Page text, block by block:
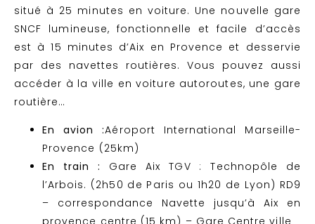
situé à 25 minutes en voiture. Une nouvelle gare
SNCF lumineuse, fonctionnelle et facile d’accès
est à 15 minutes d’Aix en Provence et desservie
par des navettes routières. Vous pouvez aussi
accéder à la ville en voiture autoroutes, une gare
routière…
En avion :Aéroport International Marseille-
Provence (25km)
En train : Gare Aix TGV : Technopôle de
l’Arbois. (2h50 de Paris ou 1h20 de Lyon) RD9
– correspondance Navette jusqu’à Aix en